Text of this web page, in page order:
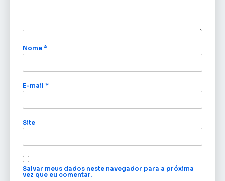
Nome *
E-mail *
Site
Salvar meus dados neste navegador para a próxima
vez que eu comentar.